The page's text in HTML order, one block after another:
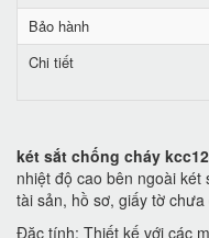
Bảo hành
Chi tiết
két sắt chống cháy
nhiệt độ cao bên ngoài
tài sản, hồ sơ, giấy tờ
Đặc tính: Thiết kế với các